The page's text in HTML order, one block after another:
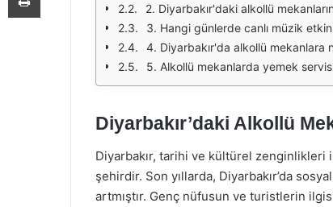
2. Diyarbakır'daki alkollü
3. Hangi günlerde canlı müzik
4. Diyarbakır'da alkollü mekanlara
5. Alkollü mekanlarda yemek
Diyarbakır’daki Alkollü
Diyarbakır, tarihi ve kültürel
şehirdir. Son yıllarda, Diyarbakır’da
artmıştır. Genç nüfusun ve turistlerin